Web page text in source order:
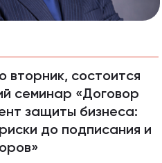
вторник, состоится
семинар «Договор
защиты бизнеса:
до подписания и